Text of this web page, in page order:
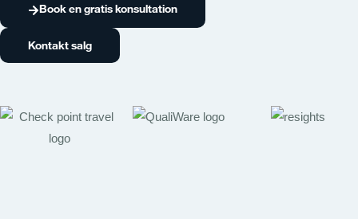
Book en gratis konsultation
Kontakt salg